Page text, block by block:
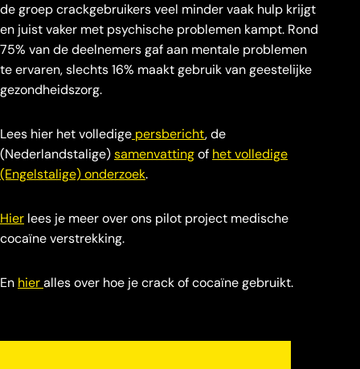
de groep crackgebruikers veel minder vaak hulp krijgt
en juist vaker met psychische problemen kampt. Rond
75% van de deelnemers gaf aan mentale problemen
te ervaren, slechts 16% maakt gebruik van geestelijke
gezondheidszorg.
Lees hier het volledige persbericht, de
(Nederlandstalige)samenvattingof het volledige
(Engelstalige) onderzoek.
Hier lees je meer over ons pilot project medische
cocaïne verstrekking.
En hieralles over hoe je crack of cocaïne gebruikt.